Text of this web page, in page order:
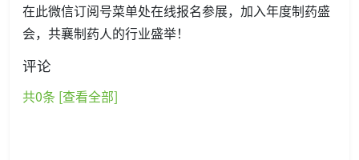
在此微信订阅号菜单处在线报名参展，加入年度制药盛
会，共襄制药人的行业盛举！
评论
共0条 [查看全部]